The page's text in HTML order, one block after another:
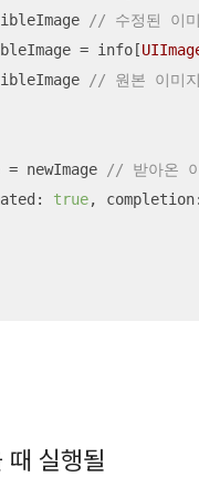
// 수정된 이
= info[
// 원본 이미
= newImage
// 받아온
true,
실행될